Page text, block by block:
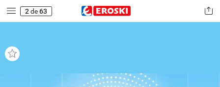
2de63